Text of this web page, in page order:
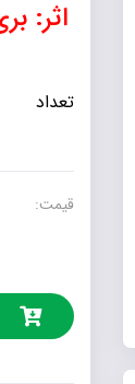
اثر:
تعداد
قیمت: